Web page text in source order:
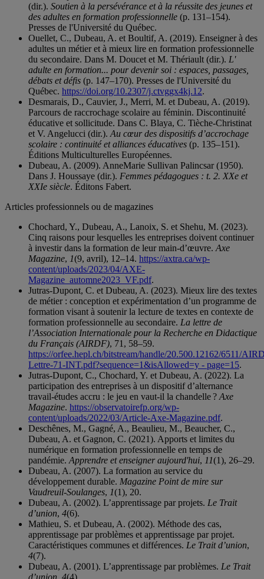
(dir.). Soutien à la persévérance et à la réussite des jeunes et
des adultes en formation professionnelle (p. 131–154).
Presses de l'Université du Québec.
Ouellet, C., Dubeau, A. et Boultif, A. (2019). Enseigner à des
adultes un métier et à mieux lire en formation professionnelle
du secondaire. Dans M. Doucet et M. Thériault (dir.). L'
adulte en formation... pour devenir soi : espaces, passages,
débats et défis (p. 147–170). Presses de l'Université du
Québec. https://doi.org/10.2307/j.ctvggx4kj.12.
Desmarais, D., Cauvier, J., Merri, M. et Dubeau, A. (2019).
Parcours de raccrochage scolaire au féminin. Discontinuité
éducative et sollicitude. Dans C. Blaya, C. Tièche-Christinat
et V. Angelucci (dir.). Au cœur des dispositifs d’accrochage
scolaire : continuité et alliances éducatives (p. 135–151).
Éditions Multiculturelles Européennes.
Dubeau, A. (2009). AnneMarie Sullivan Palincsar (1950).
Dans J. Houssaye (dir.). Femmes pédagogues : t. 2. XXe et
XXIe siècle. Éditons Fabert.
Articles professionnels ou de magazines
Chochard, Y., Dubeau, A., Lanoix, S. et Shehu, M. (2023).
Cinq raisons pour lesquelles les entreprises doivent continuer
à investir dans la formation de leur main-d’œuvre. Axe
Magazine, 1(9, avril), 12–14. https://axtra.ca/wp-
content/uploads/2023/04/AXE-
Magazine_automne2023_VF.pdf.
Jutras-Dupont, C. et Dubeau, A. (2023). Mieux lire des textes
de métier : conception et expérimentation d’un programme de
formation visant à soutenir la lecture de textes en contexte de
formation professionnelle au secondaire. La lettre de
l’Association Internationale pour la Recherche en Didactique
du Français (AIRDF), 71, 58–59.
https://orfee.hepl.ch/bitstream/handle/20.500.12162/6511/
Lettre-71-INT.pdf?sequence=1&isAllowed=y - page=15.
Jutras-Dupont, C., Chochard, Y. et Dubeau, A. (2022). La
participation des entreprises à un dispositif d’alternance
travail-études accru : le jeu en vaut-il la chandelle ? Axe
Magazine. https://observatoirefp.org/wp-
content/uploads/2022/03/Article-Axe-Magazine.pdf.
Deschênes, M., Gagné, A., Beaulieu, M., Beaucher, C.,
Dubeau, A. et Gagnon, C. (2021). Apports et limites du
numérique en formation professionnelle en temps de
pandémie. Apprendre et enseigner aujourd'hui, 11(1), 26–29.
Dubeau, A. (2007). La formation au service du
développement durable. Magazine Point de mire sur
Vaudreuil-Soulanges, 1(1), 20.
Dubeau, A. (2002). L’apprentissage par projets. Le Trait
d’union, 4(6).
Mathieu, S. et Dubeau, A. (2002). Méthode des cas,
apprentissage par problèmes et apprentissage par projet.
Caractéristiques communes et différences. Le Trait d’union,
4(7).
Dubeau, A. (2001). L’apprentissage par problèmes. Le Trait